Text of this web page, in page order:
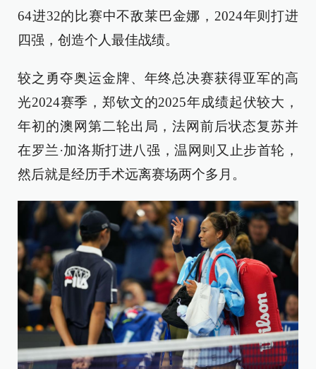
64进32的比赛中不敌莱巴金娜，2024年则打进
四强，创造个人最佳战绩。
较之勇夺奥运金牌、年终总决赛获得亚军的高
光2024赛季，郑钦文的2025年成绩起伏较大，
年初的澳网第二轮出局，法网前后状态复苏并
在罗兰·加洛斯打进八强，温网则又止步首轮，
然后就是经历手术远离赛场两个多月。